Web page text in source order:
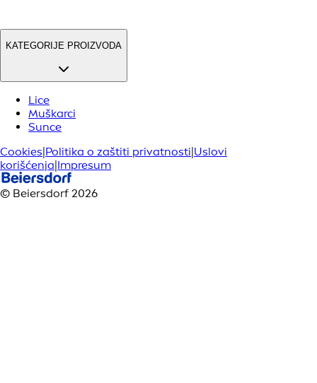
KATEGORIJE PROIZVODA
Lice
Muškarci
Sunce
Cookies|Politika o zaštiti privatnosti|Uslovi
korišćenja|Impresum
© Beiersdorf 2026